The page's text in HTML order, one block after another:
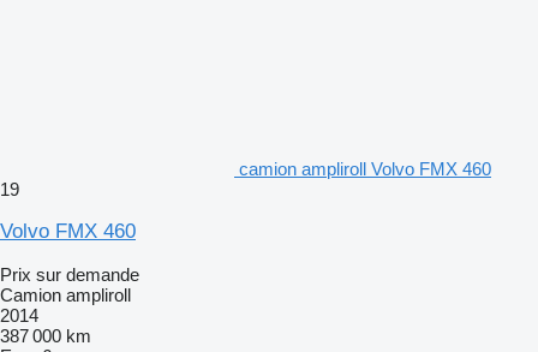
camion ampliroll Volvo FMX 460
19
Volvo FMX 460
Prix sur demande
Camion ampliroll
2014
387 000 km